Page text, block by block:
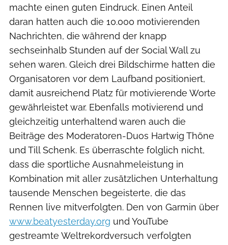
machte einen guten Eindruck. Einen Anteil
daran hatten auch die 10.000 motivierenden
Nachrichten, die während der knapp
sechseinhalb Stunden auf der Social Wall zu
sehen waren. Gleich drei Bildschirme hatten die
Organisatoren vor dem Laufband positioniert,
damit ausreichend Platz für motivierende Worte
gewährleistet war. Ebenfalls motivierend und
gleichzeitig unterhaltend waren auch die
Beiträge des Moderatoren-Duos Hartwig Thöne
und Till Schenk. Es überraschte folglich nicht,
dass die sportliche Ausnahmeleistung in
Kombination mit aller zusätzlichen Unterhaltung
tausende Menschen begeisterte, die das
Rennen live mitverfolgten. Den von Garmin über
www.beatyesterday.org und YouTube
gestreamte Weltrekordversuch verfolgten